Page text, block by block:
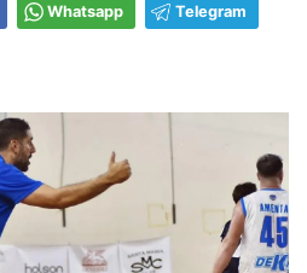
Whatsapp Telegram